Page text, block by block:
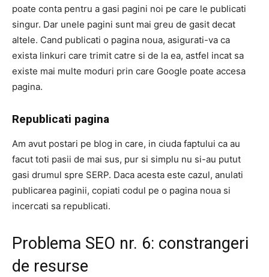
poate conta pentru a gasi pagini noi pe care le publicati
singur. Dar unele pagini sunt mai greu de gasit decat
altele. Cand publicati o pagina noua, asigurati-va ca
exista linkuri care trimit catre si de la ea, astfel incat sa
existe mai multe moduri prin care Google poate accesa
pagina.
Republicati pagina
Am avut postari pe blog in care, in ciuda faptului ca au
facut toti pasii de mai sus, pur si simplu nu si-au putut
gasi drumul spre SERP. Daca acesta este cazul, anulati
publicarea paginii, copiati codul pe o pagina noua si
incercati sa republicati.
Problema SEO nr. 6: constrangeri
de resurse